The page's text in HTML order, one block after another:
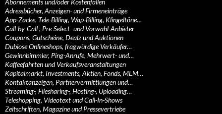
Abonnements und/oder Kostenfallen
Adressbücher, Anzeigen- und Firmeneinträge
App-Zocke, Tele-Billing, Wap-Billing, Klingeltöne…
Call-by-Call-, Pre-Select- und Vorwahl-Anbieter
Coupons, Gutscheine, Dealz und Auktionen
Dubiose Onlineshops, fragwürdige Verkäufer…
Gewinnbimmler, Ping-Anrufe, Mehrwert- und…
Kaffeefahrten und Verkaufsveranstaltungen
Kapitalmarkt, Investments, Aktien, Fonds, MLM…
Kontaktanzeigen, Partnervermittlungen und…
Streaming-, Filesharing-, Hosting-, Uploading…
Teleshopping, Videotext und Call-In-Shows
Zeitschriften, Magazine und Pressevertriebe